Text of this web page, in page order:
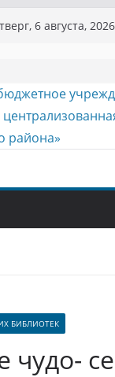
6 августа, 2026
БИБЛИОТЕК
чудо-